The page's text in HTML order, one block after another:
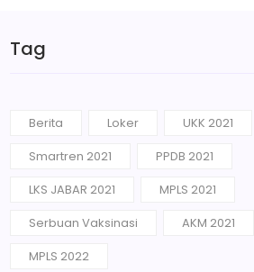
Tag
Berita Loker
UKK 2021
Smartren 2021
PPDB 2021
LKS JABAR 2021
MPLS 2021
Serbuan Vaksinasi
AKM 2021
MPLS 2022